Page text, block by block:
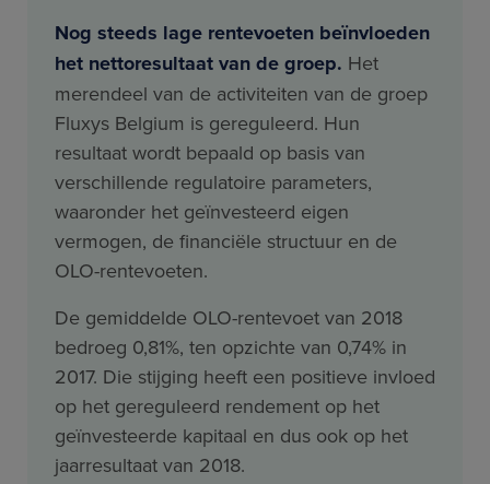
Nog steeds lage rentevoeten beïnvloeden
het nettoresultaat van de groep. Het
merendeel van de activiteiten van de groep
Fluxys Belgium is gereguleerd. Hun
resultaat wordt bepaald op basis van
verschillende regulatoire parameters,
waaronder het geïnvesteerd eigen
vermogen, de financiële structuur en de
OLO-rentevoeten.
De gemiddelde OLO-rentevoet van 2018
bedroeg 0,81%, ten opzichte van 0,74% in
2017. Die stijging heeft een positieve invloed
op het gereguleerd rendement op het
geïnvesteerde kapitaal en dus ook op het
jaarresultaat van 2018.